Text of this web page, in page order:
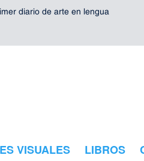
diario de arte en lengua
VISUALES LIBROS